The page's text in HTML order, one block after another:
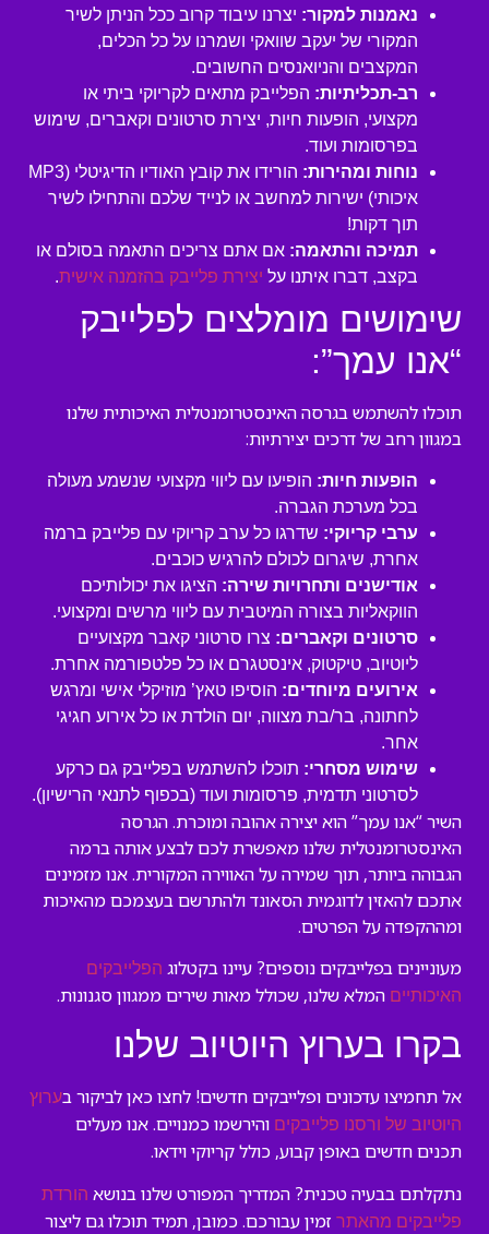
נאמנות למקור: יצרנו עיבוד קרוב ככל הניתן לשיר
המקורי של יעקב שוואקי ושמרנו על כל הכלים,
המקצבים והניואנסים החשובים.
רב-תכליתיות: הפלייבק מתאים לקריוקי ביתי או
מקצועי, הופעות חיות, יצירת סרטונים וקאברים, שימוש
בפרסומות ועוד.
נוחות ומהירות:
הורידו את קובץ האודיו הדיגיטלי (MP3
איכותי) ישירות למחשב או לנייד שלכם והתחילו לשיר
תוך דקות!
תמיכה והתאמה: אם אתם צריכים התאמה בסולם או
בקצב, דברו איתנו על יצירת פלייבק בהזמנה אישית.
שימושים מומלצים לפלייבק
“אנו עמך”:
תוכלו להשתמש בגרסה האינסטרומנטלית האיכותית שלנו
במגוון רחב של דרכים יצירתיות:
הופעות חיות: הופיעו עם ליווי מקצועי שנשמע מעולה
בכל מערכת הגברה.
ערבי קריוקי: שדרגו כל ערב קריוקי עם פלייבק ברמה
אחרת, שיגרום לכולם להרגיש כוכבים.
אודישנים ותחרויות שירה: הציגו את יכולותיכם
הווקאליות בצורה המיטבית עם ליווי מרשים ומקצועי.
סרטונים וקאברים: צרו סרטוני קאבר מקצועיים
ליוטיוב, טיקטוק, אינסטגרם או כל פלטפורמה אחרת.
אירועים מיוחדים: הוסיפו טאץ’ מוזיקלי אישי ומרגש
לחתונה, בר/בת מצווה, יום הולדת או כל אירוע חגיגי
אחר.
שימוש מסחרי: תוכלו להשתמש בפלייבק גם כרקע
לסרטוני תדמית, פרסומות ועוד (בכפוף לתנאי הרישיון).
השיר “אנו עמך” הוא יצירה אהובה ומוכרת. הגרסה
האינסטרומנטלית שלנו מאפשרת לכם לבצע אותה ברמה
הגבוהה ביותר, תוך שמירה על האווירה המקורית. אנו מזמינים
אתכם להאזין לדוגמית הסאונד ולהתרשם בעצמכם מהאיכות
ומההקפדה על הפרטים.
מעוניינים בפלייבקים נוספים? עיינו בקטלוג הפלייבקים
האיכותיים המלא שלנו, שכולל מאות שירים ממגוון סגנונות.
בקרו בערוץ היוטיוב שלנו
אל תחמיצו עדכונים ופלייבקים חדשים! לחצו כאן לביקור בערוץ
היוטיוב של ורסנו פלייבקים והירשמו כמנויים. אנו מעלים
תכנים חדשים באופן קבוע, כולל קריוקי וידאו.
נתקלתם בבעיה טכנית? המדריך המפורט שלנו בנושא הורדת
פלייבקים מהאתר זמין עבורכם. כמובן, תמיד תוכלו גם ליצור